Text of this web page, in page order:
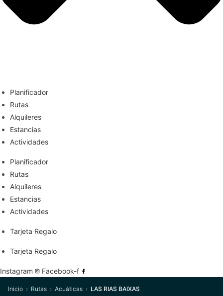
Planificador
Rutas
Alquileres
Estancias
Actividades
Planificador
Rutas
Alquileres
Estancias
Actividades
Tarjeta Regalo
Tarjeta Regalo
Instagram Facebook-f
Inicio › Rutas › Acuáticas › LAS RIAS BAIXAS